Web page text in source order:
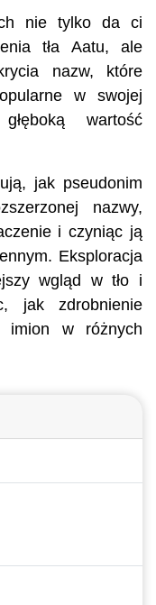
nie tylko da ci
tła Aatu, ale
nazw, które
w swojej
wartość
jak pseudonim
nazwy,
i czyniąc ją
Eksploracja
wgląd w tło i
jak zdrobnienie
imion w różnych